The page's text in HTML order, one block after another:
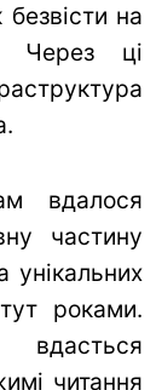
на
Через ці
вдалося
частину
унікальних
роками.
читання